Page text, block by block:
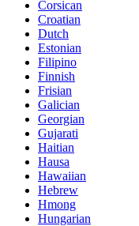
Corsican
Croatian
Dutch
Estonian
Filipino
Finnish
Frisian
Galician
Georgian
Gujarati
Haitian
Hausa
Hawaiian
Hebrew
Hmong
Hungarian